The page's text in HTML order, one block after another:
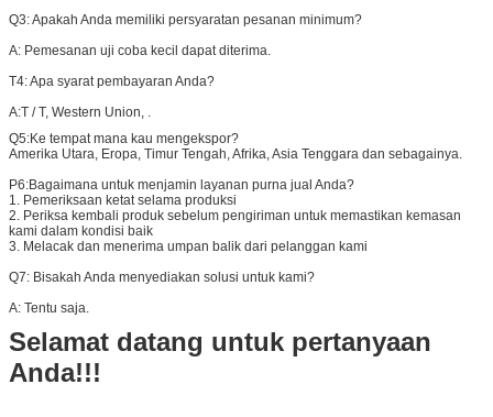
Q3: Apakah Anda memiliki persyaratan pesanan minimum?
A: Pemesanan uji coba kecil dapat diterima.
T4: Apa syarat pembayaran Anda?
A:T / T, Western Union, .
Q5:Ke tempat mana kau mengekspor?
Amerika Utara, Eropa, Timur Tengah, Afrika, Asia Tenggara dan sebagainya.
P6:Bagaimana untuk menjamin layanan purna jual Anda?
1. Pemeriksaan ketat selama produksi
2. Periksa kembali produk sebelum pengiriman untuk memastikan kemasan
kami dalam kondisi baik
3. Melacak dan menerima umpan balik dari pelanggan kami
Q7: Bisakah Anda menyediakan solusi untuk kami?
A: Tentu saja.
Selamat datang untuk pertanyaan
Anda!!!